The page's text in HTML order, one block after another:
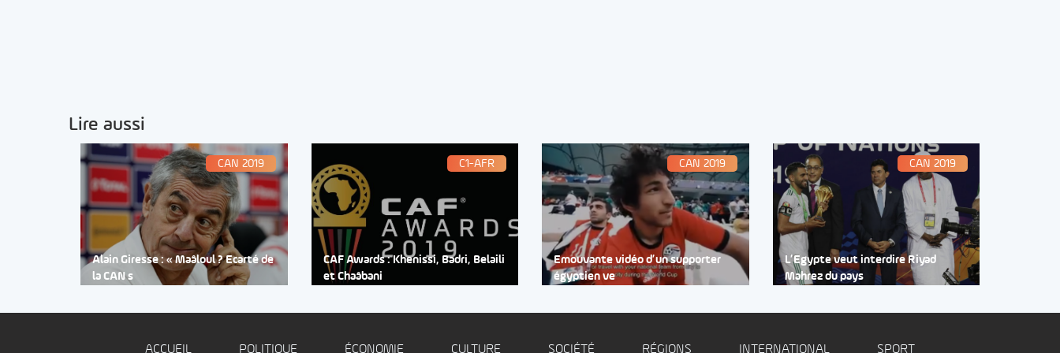
Lire aussi
CAN 2019
Alain Giresse : « Maâloul ? Ecarté de
la CAN s
C1-AFR
CAF Awards : Khenissi, Badri, Belaili
et Chaâbani
CAN 2019
Emouvante vidéo d’un supporter
égyptien ve
CAN 2019
L’Egypte veut interdire Riyad
Mahrez du pays
ACCUEIL POLITIQUE ÉCONOMIE CULTURE SOCIÉTÉ RÉGIONS INTERNATIONAL SPORT